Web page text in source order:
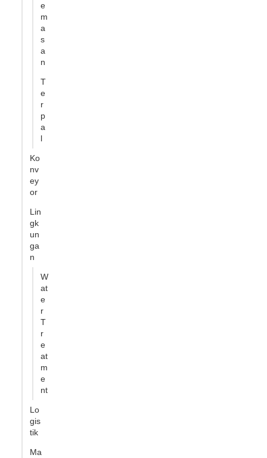
e
m
a
s
a
n
T
e
r
p
a
l
Ko
nv
ey
or
Lin
gk
un
ga
n
W
at
e
r
T
r
e
at
m
e
nt
Lo
gis
tik
Ma